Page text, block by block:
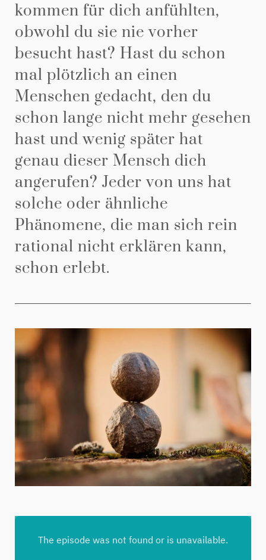
kommen für dich anfühlten,
obwohl du sie nie vorher
besucht hast? Hast du schon
mal plötzlich an einen
Menschen gedacht, den du
schon lange nicht mehr gesehen
hast und wenig später hat
genau dieser Mensch dich
angerufen? Jeder von uns hat
solche oder ähnliche
Phänomene, die man sich rein
rational nicht erklären kann,
schon erlebt.